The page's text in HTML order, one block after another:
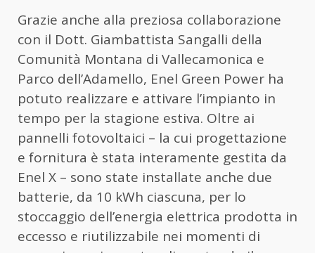
Grazie anche alla preziosa collaborazione
con il Dott. Giambattista Sangalli della
Comunità Montana di Vallecamonica e
Parco dell’Adamello, Enel Green Power ha
potuto realizzare e attivare l’impianto in
tempo per la stagione estiva. Oltre ai
pannelli fotovoltaici – la cui progettazione
e fornitura è stata interamente gestita da
Enel X – sono state installate anche due
batterie, da 10 kWh ciascuna, per lo
stoccaggio dell’energia elettrica prodotta in
eccesso e riutilizzabile nei momenti di